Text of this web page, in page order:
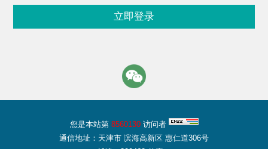
立即登录
您是本站第 8560130访问者
通信地址：天津市 滨海高新区 惠仁道306号